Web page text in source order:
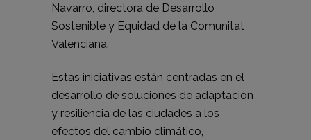
Navarro, directora de Desarrollo
Sostenible y Equidad de la Comunitat
Valenciana.
Estas iniciativas están centradas en el
desarrollo de soluciones de adaptación
y resiliencia de las ciudades a los
efectos del cambio climático,